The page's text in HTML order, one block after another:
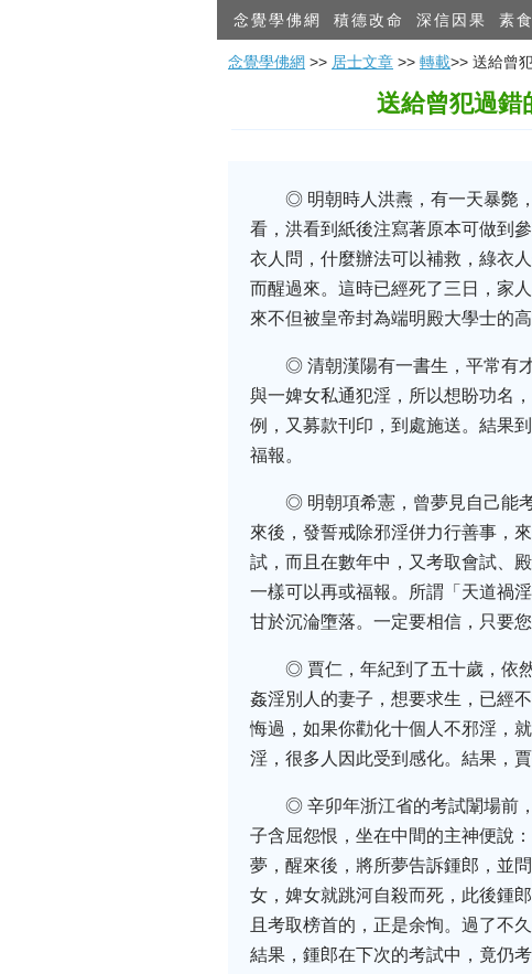
念覺學佛網 積德改命 深信因果 素
念覺學佛網 >> 居士文章 >> 轉載>> 送給曾
送給曾犯過錯
◎ 明朝時人洪燾，有一天暴斃
看，洪看到紙後注寫著原本可做到
衣人問，什麼辦法可以補救，綠衣
而醒過來。這時已經死了三日，家
來不但被皇帝封為端明殿大學士的
◎ 清朝漢陽有一書生，平常有
與一婢女私通犯淫，所以想盼功名
例，又募款刊印，到處施送。結果
福報。
◎ 明朝項希憲，曾夢見自己能
來後，發誓戒除邪淫併力行善事，
試，而且在數年中，又考取會試、
一樣可以再或福報。所謂「天道禍
甘於沉淪墮落。一定要相信，只要
◎ 賈仁，年紀到了五十歲，依
姦淫別人的妻子，想要求生，已經
悔過，如果你勸化十個人不邪淫，
淫，很多人因此受到感化。結果，
◎ 辛卯年浙江省的考試闈場前
子含屈怨恨，坐在中間的主神便說
夢，醒來後，將所夢告訴鍾郎，並
女，婢女就跳河自殺而死，此後鍾
且考取榜首的，正是余恂。過了不
結果，鍾郎在下次的考試中，竟仍